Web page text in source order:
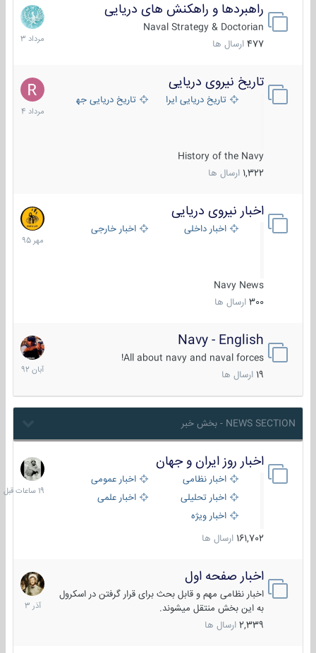
راهبردها و راهکنش های دریایی
Naval Strategy & Doctorian
477 ارسال ها
2
مرداد
1403
تاریخ نیروی دریایی
تاریخ دریایی ایران تاریخ دریایی جهان
History of the Navy
1,322 ارسال ها
16
مرداد
1404
اخبار نیروی دریایی
اخبار داخلی اخبار خارجی
Navy News
300 ارسال ها
27
مهر
1395
Navy - English
All about navy and naval forces!
ارسال ها
22
آبان
1392
NEWS SECTION - بخش خبر
اخبار روز ایران و جهان
اخبار نظامی
اخبار عمومی
اخبار تحلیلی
اخبار علمی
اخبار ویژه
161,702 ارسال ها
19
ساعات
قبل
اخبار صفحه اول
اخبار نظامی مهم و قابل بحث برای قرار گرفتن در اسکرول
به این بخش منتقل میشوند.
2,339 ارسال ها
7
آذر
1403